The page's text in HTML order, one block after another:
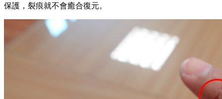
保護，裂痕就不會癒合復元。